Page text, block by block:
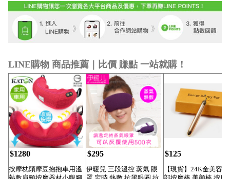
LINE購物 商品推薦｜比價 賺點 一站就購！
$1280
按摩枕頭摩豆抱抱車用溫
$295
伊暖兒 三段溫控 蒸氣 眼
$125
【現貨】24K金美容